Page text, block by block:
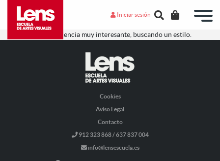
Iniciar sesión
Ha sido una experiencia muy interesante, buscando un estilo.
Cookies
Aviso Legal
Contacto
912 323 868 / 637 837 004
info@lensescuela.es